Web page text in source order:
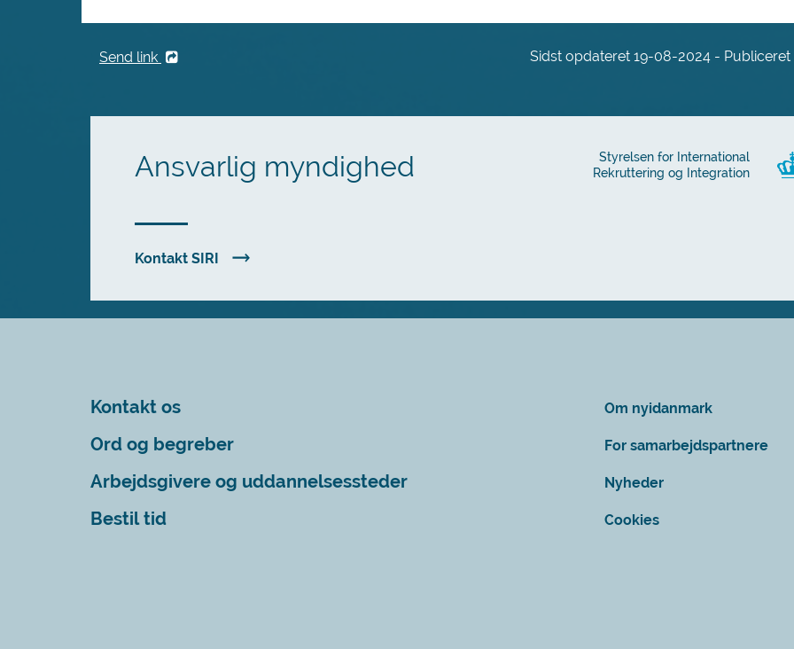
Send link Sidst opdateret 19-08-2024 - Publiceret
Ansvarlig myndighed
Styrelsen for International
Rekruttering og Integration
Kontakt SIRI
Kontakt os
Ord og begreber
Arbejdsgivere og uddannelsessteder
Bestil tid
Om nyidanmark
For samarbejdspartnere
Nyheder
Cookies